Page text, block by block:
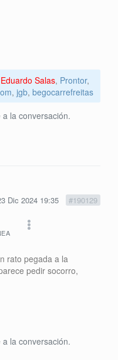
Eduardo Salas, Prontor,
, jgb, begocarrefreitas
la conversación.
Dic 2024 19:35 #190129
rato pegada a la
pedir socorro,
la conversación.